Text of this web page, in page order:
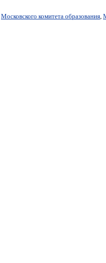
Московского комитета образования,